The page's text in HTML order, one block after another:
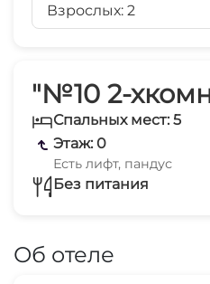
"№10 2-
Спальных мест: 5
Этаж: 0
Есть лифт, пандус
Без питания
Об отеле
Взрослых: 2